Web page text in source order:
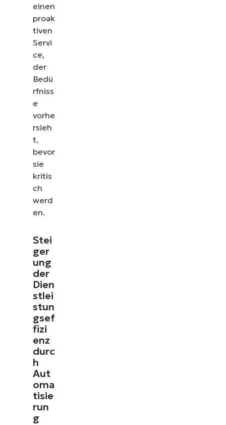
einen
proak
tiven
Servi
ce,
der
Bedü
rfniss
e
vorhe
rsieh
t,
bevor
sie
kritis
ch
werd
en.
Stei
ger
ung
der
Dien
stlei
stun
gsef
fizi
enz
durc
h
Aut
oma
tisie
run
g